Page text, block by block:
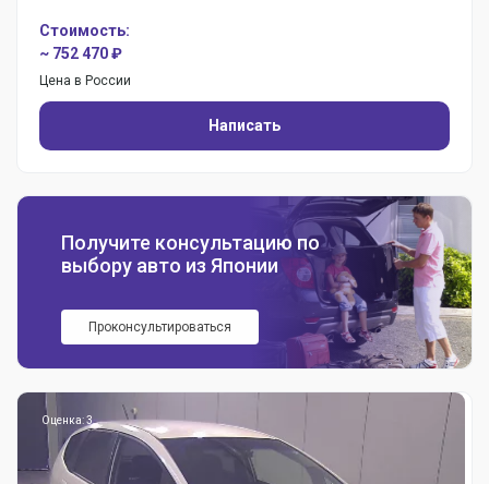
Стоимость:
~ 752 470 ₽
Цена в России
Написать
Получите консультацию по
выбору авто из Японии
Проконсультироваться
Оценка: 3